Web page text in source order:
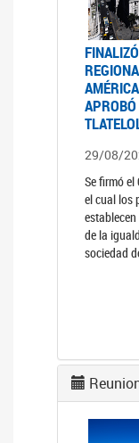
29/08/
Se firmó
el cual los
de la
sociedad